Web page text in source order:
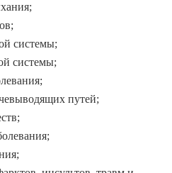
системы;
системы;
путей;